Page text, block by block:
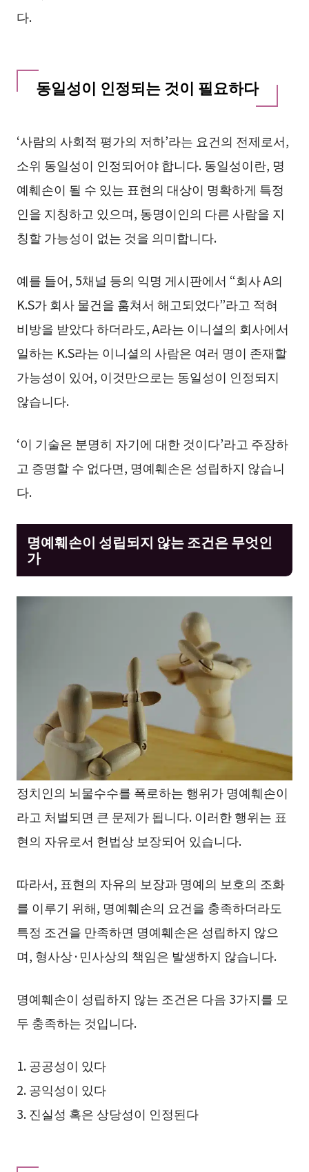
다.
동일성이 인정되는 것이 필요하다
‘사람의 사회적 평가의 저하’라는 요건의 전제로서,
소위 동일성이 인정되어야 합니다. 동일성이란, 명
예훼손이 될 수 있는 표현의 대상이 명확하게 특정
인을 지칭하고 있으며, 동명이인의 다른 사람을 지
칭할 가능성이 없는 것을 의미합니다.
예를 들어, 5채널 등의 익명 게시판에서 “회사 A의
K.S가 회사 물건을 훔쳐서 해고되었다”라고 적혀
비방을 받았다 하더라도, A라는 이니셜의 회사에서
일하는 K.S라는 이니셜의 사람은 여러 명이 존재할
가능성이 있어, 이것만으로는 동일성이 인정되지
않습니다.
‘이 기술은 분명히 자기에 대한 것이다’라고 주장하
고 증명할 수 없다면, 명예훼손은 성립하지 않습니
다.
명예훼손이 성립되지 않는 조건은 무엇인
가
정치인의 뇌물수수를 폭로하는 행위가 명예훼손이
라고 처벌되면 큰 문제가 됩니다. 이러한 행위는 표
현의 자유로서 헌법상 보장되어 있습니다.
따라서, 표현의 자유의 보장과 명예의 보호의 조화
를 이루기 위해, 명예훼손의 요건을 충족하더라도
특정 조건을 만족하면 명예훼손은 성립하지 않으
며, 형사상·민사상의 책임은 발생하지 않습니다.
명예훼손이 성립하지 않는 조건은 다음 3가지를 모
두 충족하는 것입니다.
1. 공공성이 있다
2. 공익성이 있다
3. 진실성 혹은 상당성이 인정된다